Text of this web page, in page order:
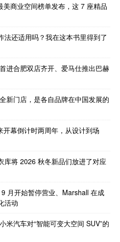
商业空间榜单发布，这 7 座精品
法还适用吗？我在这本书里得到了
进合肥双店齐开、爱马仕推出巴赫
新门店，是各自品牌在中国发展的
幕倒计时两周年，从设计到场
库将 2026 秋冬新品们放进了对应
月开始暂停营业、Marshall 在成
活动
米汽车对“智能可变大空间 SUV”的